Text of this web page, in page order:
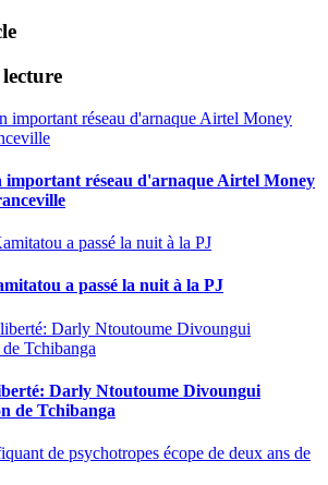
important réseau d'arnaque Airtel Money
a passé la nuit à la PJ
Darly Ntoutoume Divoungui
de Tchibanga